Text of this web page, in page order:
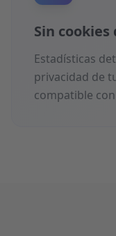
Sin
Estadísticas
privacidad de
compatible con